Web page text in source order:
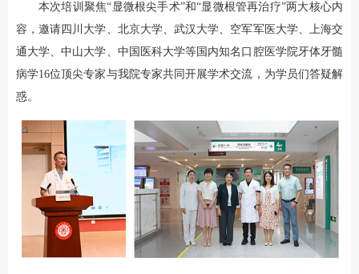
本次培训聚焦“显微根尖手术”和“显微根管再治疗”两大核心内
容，邀请四川大学、北京大学、武汉大学、空军军医大学、上海交
通大学、中山大学、中国医科大学等国内知名口腔医学院牙体牙髓
病学16位顶尖专家与我院专家共同开展学术交流，为学员们答疑解
惑。